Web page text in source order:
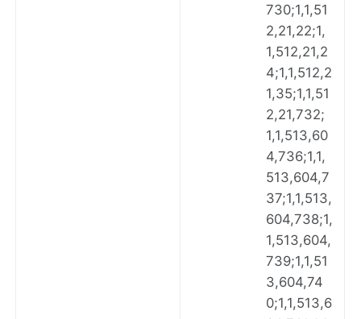
730;1,1,51
2,21,22;1,
1,512,21,2
4;1,1,512,2
1,35;1,1,51
2,21,732;
1,1,513,60
4,736;1,1,
513,604,7
37;1,1,513,
604,738;1,
1,513,604,
739;1,1,51
3,604,74
0;1,1,513,6